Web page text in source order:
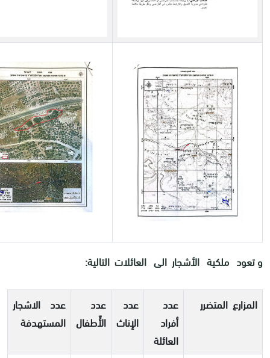
و تعود ملكية الأشجار الى العائلات التالية:
المزارع المتضرر
عدد
أفراد
العائلة
عدد
الإناث
عدد
الأّطفال
عدد الاشجار
المستهدفة